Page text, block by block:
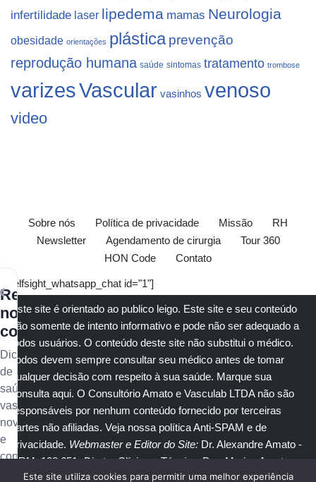
infertilidade laser lipedema mamas Neurologia
obesidade orientações plástica prevenção
reprodução humana saúde sintomas tratamento trombose
varizesVascular vasinhos venoso
video
Sobre nós Política de privacidade Missão
RH
Newsletter
Agendamento de cirurgia
Tour 360
HON Code
Contato
[elfsight_whatsapp_chat id="1"]
Este site é orientado ao publico leigo. Este site e seu conteúdo
são somente de intento informativo e pode não ser adequado a
todos usuários. O conteúdo deste site não substitui o médico.
Todos devem sempre consultar seu médico antes de tomar
qualquer decisão com respeito à sua saúde. Marque sua
consulta aqui. O Consultório Amato e Vasculab LTDA não são
responsáveis por nenhum conteúdo fornecido por terceiras
partes não afiliadas. Veja nossa política Anti-SPAM e de
privacidade. Webmaster e Editor do Site: Dr. Alexandre Amato -
CRM: 108.651
. Diretor Clínico e Técnico
: Dra. Marisa Amato
CRM 30400 RTE 056950.
Receba
nossos
conteúdos
Dicas
de
saúde
vascular,
novidades
e
conteúdo
exclusivo
Este site utiliza cookies para permitir uma melhor experiência